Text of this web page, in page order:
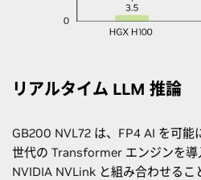
リアルタイム LLM 推論
GB200 NVL72 は、FP4 AI を可能
世代の Transformer エンジンを導
NVIDIA NVLink と組み合わせるこ